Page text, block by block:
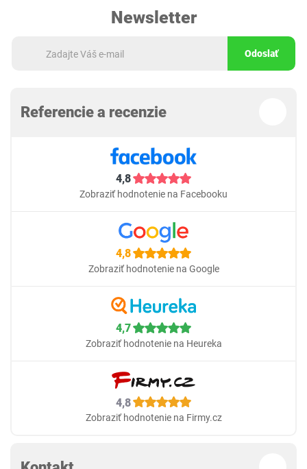
Newsletter
Odoslať
Referencie a recenzie
4,8
Zobraziť hodnotenie na Facebooku
4,8
Zobraziť hodnotenie na Google
4,7
Zobraziť hodnotenie na Heureka
4,8
Zobraziť hodnotenie na Firmy.cz